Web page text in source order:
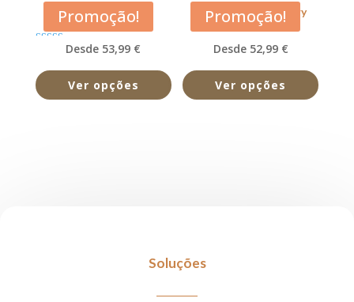
Promoção!
Acana Pacifica
Avaliação
de 5
Desde 53,99 €
Ver opções
Promoção!
Acana Prairie Poultry
Desde 52,99 €
Ver opções
Soluções